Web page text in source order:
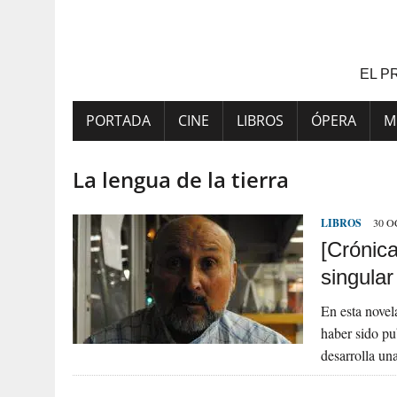
EL
PORTADA CINE LIBROS ÓPERA
La lengua de la tierra
LIBROS 30
En esta
haber sido
desarrolla